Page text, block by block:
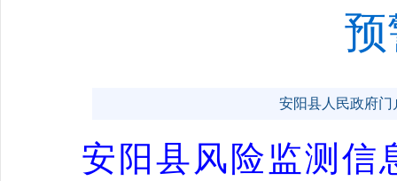
预
安阳县人民政府门
安阳县风险监测信